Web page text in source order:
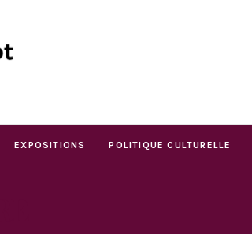
EXPOSITIONS POLITIQUE CULTURELLE